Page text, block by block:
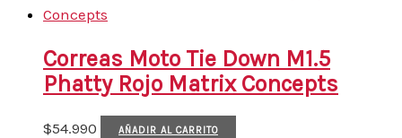
Correas Moto Tie Down M1.5
Phatty Rojo Matrix Concepts
$54.990 AÑADIR AL CARRITO